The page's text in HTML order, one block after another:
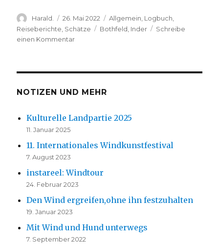
Autor
Harald.
Veröffentlicht
am
26. Mai 2022 Kategorien
Allgemein, Logbuch,
Reiseberichte Schätze Schlagwörter
Bothfeld Inder
Schreibe
einen Kommentarzu
Stadt
NOTIZEN UND MEHR
Kulturelle Landpartie 2025
11. Januar 2025
11. Internationales Windkunstfestival
7. August 2023
instareel: Windtour
24. Februar 2023
Den Wind ergreifen,ohne ihn festzuhalten
19. Januar 2023
Mit Wind und Hund unterwegs
7. September 2022